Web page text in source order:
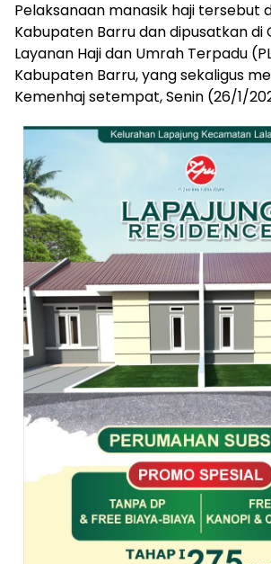
Pelaksanaan manasik haji tersebut
Kabupaten Barru dan dipusatkan di
Layanan Haji dan Umrah Terpadu
Kabupaten Barru, yang sekaligus
Kemenhaj setempat, Senin (26/1/